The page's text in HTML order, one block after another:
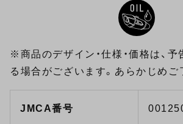
※商品のデザイン・仕様・価格は、
る場合がございます。あらかじめご
JMCA番号